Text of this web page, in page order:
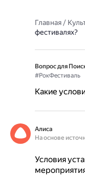
Главная/
фестивалях?
Вопрос для
#РокФестиваль
Какие
Алиса
На основе
Условия